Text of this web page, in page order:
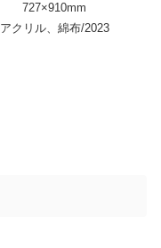
727×910mm
アクリル、綿布/2023